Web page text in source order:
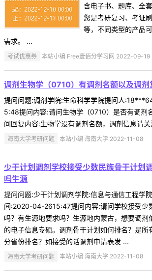
含电子书、题库、全
您是考研复习、考证
等，不同类型的产品
需求。 ...
考试优惠券 本站小编 Free壹佰分学习网 2022-09-19
调剂生物学（0710）有调剂名额以及调剂
提问问题:调剂学院:生命科学学院提问人
5:48提问内容:请问生物学（0710）是否有调剂
间回复内容:生物学没有调剂名额，调剂信息请
海南大学考研问题 本站小编 海南大学 2022-11-08
少干计划调剂学校接受少数民族骨干计划
吗生源
提问问题:少干计划调剂学院:信息与通信工程学
间:2020-04-2615:47提问内容:请问学校接受少
吗？有生源地要求吗？生源地内蒙古，想要调剂
的电子信息专硕。调剂骨干计划如何排名？是所
分省份排名？如接受的话调剂申请表发 ...
海南大学考研问题 本站小编 海南大学 2022-11-08